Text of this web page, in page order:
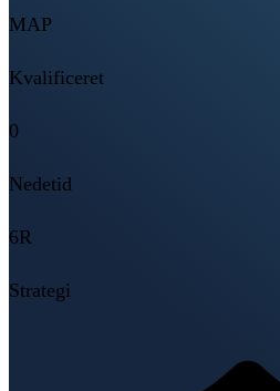
MAP
Kvalificeret
0
Nedetid
6R
Strategi